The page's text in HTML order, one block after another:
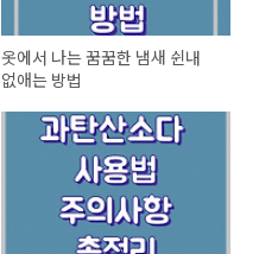
옷에서 나는 꿈꿈한 냄새 쉰내
없애는 방법